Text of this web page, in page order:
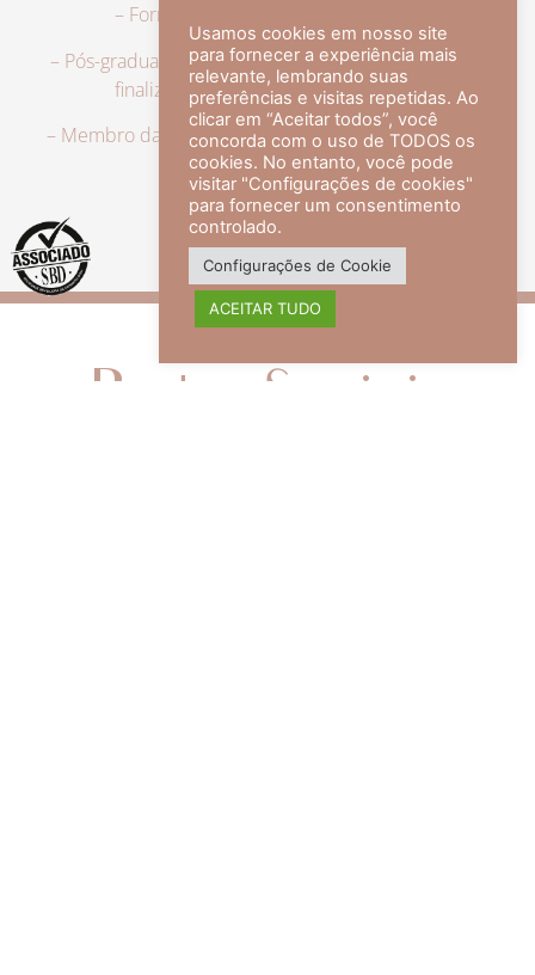
– Formação em Medicina pela UFRJ.
– Pós-graduação em Dermatologia pela UFRJ, tendo
finalizado a especialização em 2007.
– Membro da Sociedade Brasileira de Dermatologia,
com título de especialista.
veja mais +
Redes Sociais
Usamos cookies em nosso site
para fornecer a experiência mais
relevante, lembrando suas
preferências e visitas repetidas. Ao
clicar em “Aceitar todos”, você
concorda com o uso de TODOS os
cookies. No entanto, você pode
visitar "Configurações de cookies"
para fornecer um consentimento
controlado.
Configurações de Cookie
ACEITAR TUDO